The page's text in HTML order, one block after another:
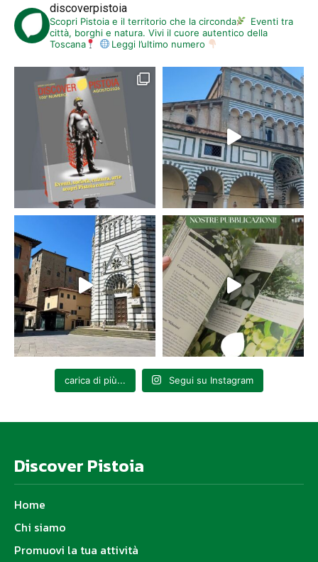
discoverpistoia
Scopri Pistoia e il territorio che la circonda
Eventi tra
città, borghi e natura. Vivi il cuore autentico della
Toscana
Leggi l’ultimo numero
carica di più... Segui su Instagram
Discover Pistoia
Home
Chi siamo
Promuovi la tua attività